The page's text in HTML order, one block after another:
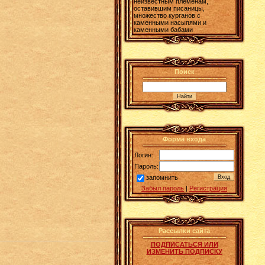
оставившим писаницы,
множество курганов с
каменными насыпями и
каменными бабами
Поиск
Форма входа
Логин:
Пароль:
запомнить
Забыл пароль | Регистрация
Рассылки сайта
ПОДПИСАТЬСЯ ИЛИ
ИЗМЕНИТЬ ПОДПИСКУ